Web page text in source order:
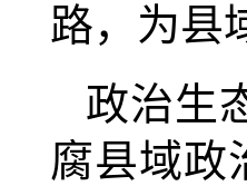
路，为县
政治生
腐县域政